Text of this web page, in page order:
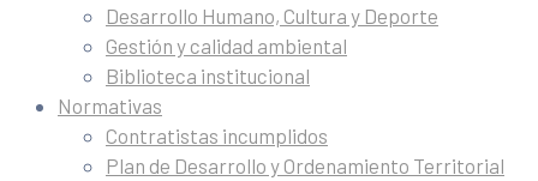
Desarrollo Humano, Cultura y Deporte
Gestión y calidad ambiental
Biblioteca institucional
Normativas
Contratistas incumplidos
Plan de Desarrollo y Ordenamiento Territorial